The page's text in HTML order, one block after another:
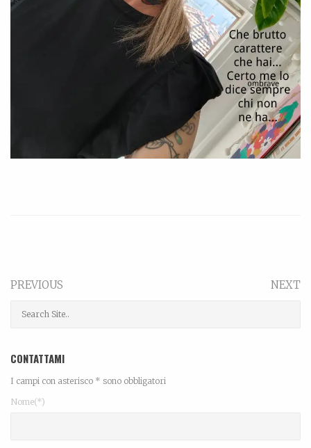
PREVIOUS NEXT
CONTATTAMI
I campi con asterisco * sono obbligatori
Nome(*)